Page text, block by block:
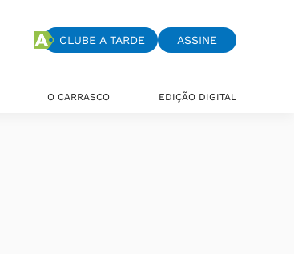
CLUBE A TARDE ASSINE
O CARRASCO EDIÇÃO DIGITAL